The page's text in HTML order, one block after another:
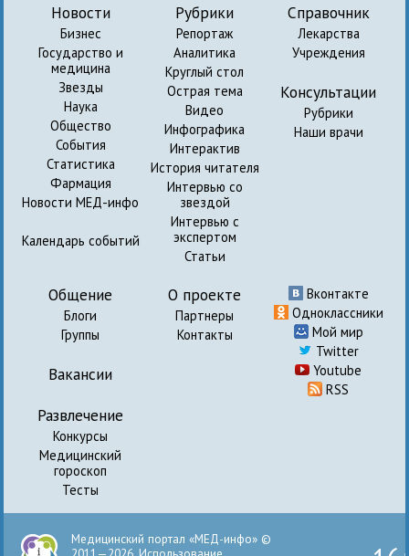
Новости
Бизнес
Государство и
медицина
Звезды
Наука
Общество
События
Статистика
Фармация
Новости МЕД-инфо
Календарь событий
Рубрики
Репортаж
Аналитика
Круглый стол
Острая тема
Видео
Инфографика
Интерактив
История читателя
Интервью со
звездой
Интервью с
экспертом
Статьи
Справочник
Лекарства
Учреждения
Консультации
Рубрики
Наши врачи
Общение
Блоги
Группы
Вакансии
Развлечение
Конкурсы
Медицинский
гороскоп
Тесты
О проекте
Партнеры
Контакты
Вконтакте
Одноклассники
Мой мир
Twitter
Youtube
RSS
Медицинский портал «МЕД-инфо» ©